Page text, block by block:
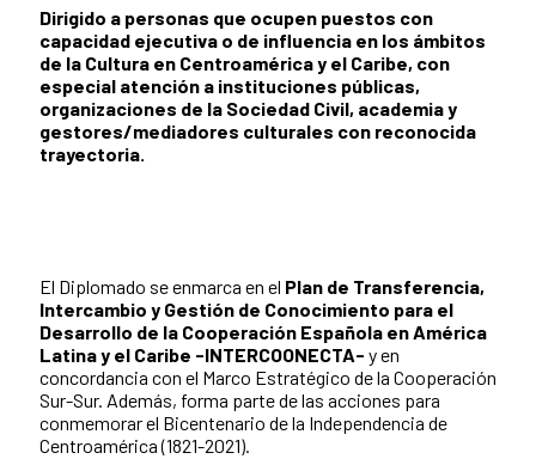
Dirigido a personas que ocupen puestos con
capacidad ejecutiva o de influencia en los ámbitos
de la Cultura en Centroamérica y el Caribe, con
especial atención a instituciones públicas,
organizaciones de la Sociedad Civil, academia y
gestores/mediadores culturales con reconocida
trayectoria.
El Diplomado se enmarca en el Plan de Transferencia,
Intercambio y Gestión de Conocimiento para el
Desarrollo de la Cooperación Española en América
Latina y el Caribe -INTERCOONECTA- y en
concordancia con el Marco Estratégico de la Cooperación
Sur-Sur. Además, forma parte de las acciones para
conmemorar el Bicentenario de la Independencia de
Centroamérica (1821-2021).